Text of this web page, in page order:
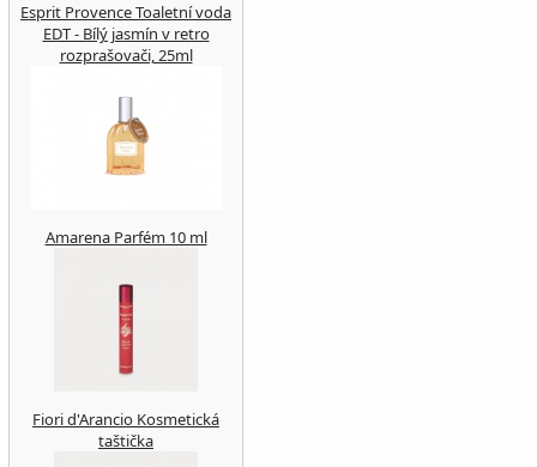
Esprit Provence Toaletní voda
EDT - Bílý jasmín v retro
rozprašovači, 25ml
Amarena Parfém 10 ml
Fiori d'Arancio Kosmetická
taštička